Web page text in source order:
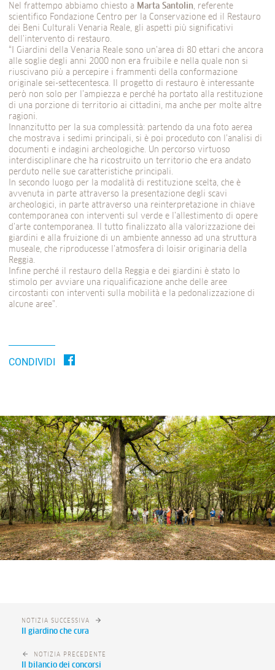
Nel frattempo abbiamo chiesto a Marta Santolin, referente
scientifico Fondazione Centro per la Conservazione ed il Restauro
dei Beni Culturali Venaria Reale, gli aspetti più significativi
dell’intervento di restauro.
“I Giardini della Venaria Reale sono un’area di 80 ettari che ancora
alle soglie degli anni 2000 non era fruibile e nella quale non si
riuscivano più a percepire i frammenti della conformazione
originale sei-settecentesca. Il progetto di restauro è interessante
però non solo per l’ampiezza e perché ha portato alla restituzione
di una porzione di territorio ai cittadini, ma anche per molte altre
ragioni.
Innanzitutto per la sua complessità: partendo da una foto aerea
che mostrava i sedimi principali, si è poi proceduto con l’analisi di
documenti e indagini archeologiche. Un percorso virtuoso
interdisciplinare che ha ricostruito un territorio che era andato
perduto nelle sue caratteristiche principali.
In secondo luogo per la modalità di restituzione scelta, che è
avvenuta in parte attraverso la presentazione degli scavi
archeologici, in parte attraverso una reinterpretazione in chiave
contemporanea con interventi sul verde e l’allestimento di opere
d’arte contemporanea. Il tutto finalizzato alla valorizzazione dei
giardini e alla fruizione di un ambiente annesso ad una struttura
museale, che riproducesse l’atmosfera di loisir originaria della
Reggia.
Infine perché il restauro della Reggia e dei giardini è stato lo
stimolo per avviare una riqualificazione anche delle aree
circostanti con interventi sulla mobilità e la pedonalizzazione di
alcune aree”.
CONDIVIDI
NOTIZIA SUCCESSIVA
Il giardino che cura
NOTIZIA PRECEDENTE
Il bilancio dei concorsi